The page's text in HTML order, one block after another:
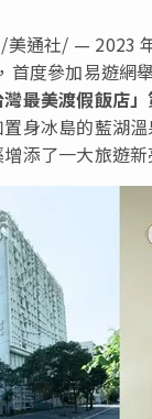
/美通社/ — 2023
首度參加易遊網
灣最美渡假飯店
身冰島的藍湖
添了一大旅遊新